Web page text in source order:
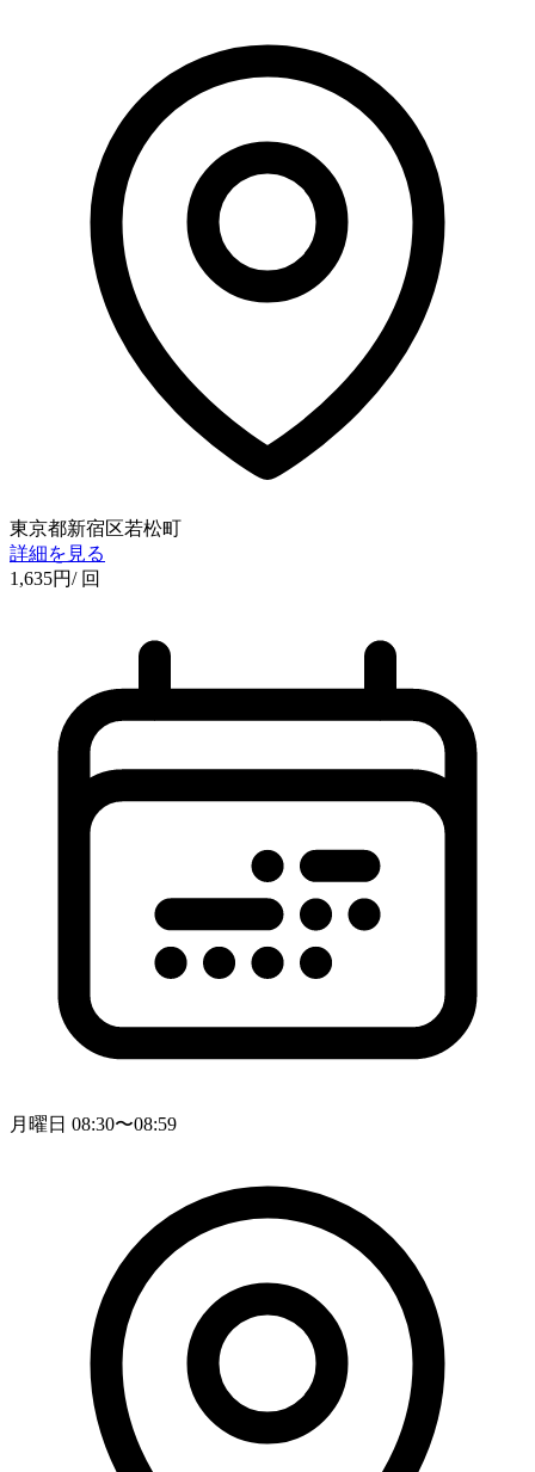
東京都新宿区若松町
詳細を見る
1,635円/ 回
月曜日 08:30〜08:59